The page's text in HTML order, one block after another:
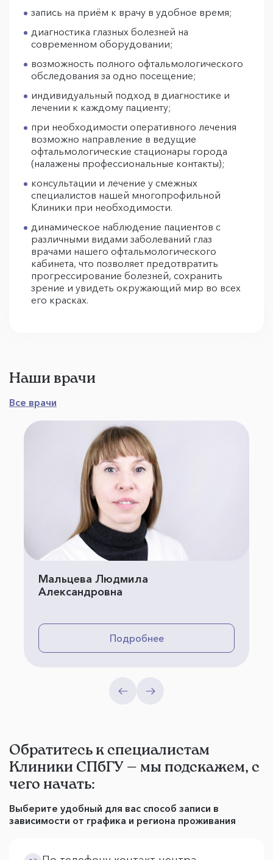
запись на приём к врачу в удобное время;
диагностика глазных болезней на
современном оборудовании;
возможность полного офтальмологического
обследования за одно посещение;
индивидуальный подход в диагностике и
лечении к каждому пациенту;
при необходимости оперативного лечения
возможно направление в ведущие
офтальмологические стационары города
(налажены профессиональные контакты);
консультации и лечение у смежных
специалистов нашей многопрофильной
Клиники при необходимости.
динамическое наблюдение пациентов с
различными видами заболеваний глаз
врачами нашего офтальмологического
кабинета, что позволяет предотвратить
прогрессирование болезней, сохранить
зрение и увидеть окружающий мир во всех
его красках.
Наши врачи
Все врачи
Мальцева Людмила
Александровна
Подробнее
Обратитесь к специалистам
Клиники СПбГУ — мы подскажем, с
чего начать:
Выберите удобный для вас способ записи в
зависимости от графика и региона проживания